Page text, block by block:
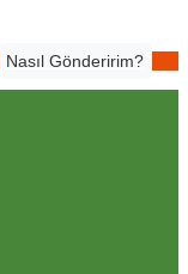
Nasıl Gönderirim?